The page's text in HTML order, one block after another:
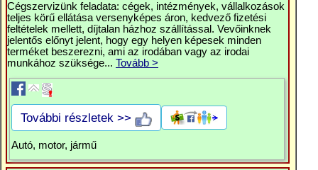
Cégszervizünk feladata: cégek, intézmények, vállalkozások
teljes körű ellátása versenyképes áron, kedvező fizetési
feltételek mellett, díjtalan házhoz szállítással. Vevőinknek
jelentős előnyt jelent, hogy egy helyen képesek minden
terméket beszerezni, ami az irodában vagy az irodai
munkához szüksége... Tovább >
További részletek >>
Autó, motor, jármű